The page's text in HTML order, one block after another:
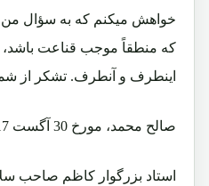
خواهش میکنم که به سؤال من
که منطقاً موجب قناعت
اینطرف و آنطرف. تشکر از
صالح محمد، مورخ 30 آگست 2017
استاد بزرگوار کاظم صاحب